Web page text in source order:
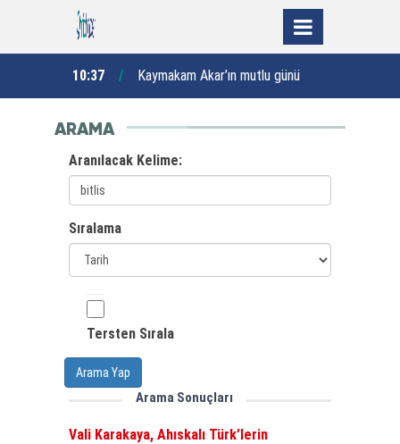
10:37 Kaymakam Akar’ın mutlu günü
ARAMA
Aranılacak Kelime:
Sıralama
Tersten Sırala
Arama Yap
Arama Sonuçları
Vali Karakaya, Ahıskalı Türk’lerin